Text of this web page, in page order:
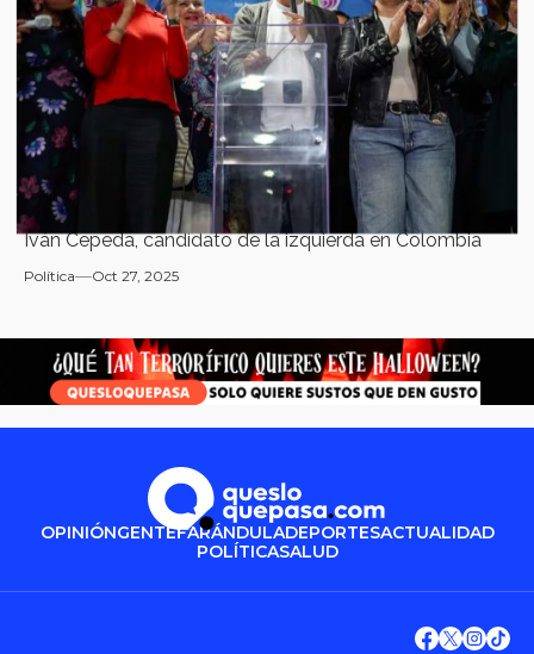
Iván Cepeda, candidato de la izquierda en Colombia
Política Oct 27, 2025
OPINIÓNGENTEFARÁNDULADEPORTESACTUALIDAD
POLÍTICASALUD